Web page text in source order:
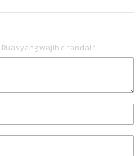
Ruas yang wajib ditandai *